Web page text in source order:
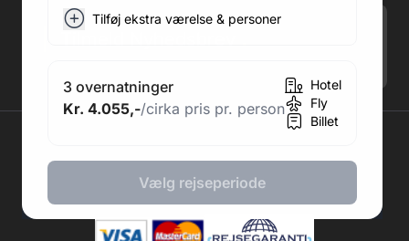
Tilføj ekstra værelse & personer
3 overnatninger
Kr. 4.055,-/cirka pris pr. person
Hotel
Fly
Billet
Vælg rejseperiode